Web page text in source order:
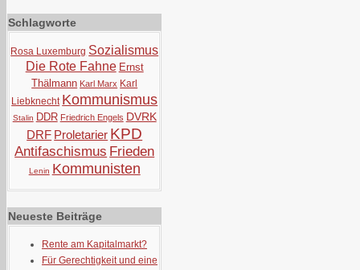
Schlagworte
Rosa Luxemburg Sozialismus
Die Rote Fahne Ernst
Thälmann Karl Marx Karl
Liebknecht Kommunismus
Stalin DDR Friedrich Engels DVRK
DRF Proletarier KPD
Antifaschismus Frieden
Lenin Kommunisten
Neueste Beiträge
Rente am Kapitalmarkt?
Für Gerechtigkeit und eine